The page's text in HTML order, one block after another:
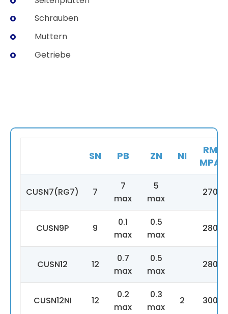
Schrauben
Muttern
Getriebe
SN PB ZN NI
RM
MPA
CUSN7(RG7) 7
7
max
5
max
270
CUSN9P 9
0.1
max
0.5
max
280
CUSN12 12
0.7
max
0.5
max
280
CUSN12NI 12
0.2
max
0.3
max
2 300